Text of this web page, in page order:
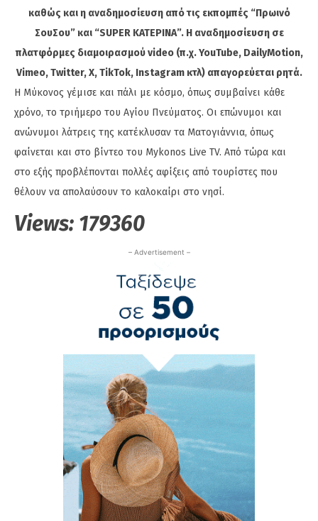
καθώς και η αναδημοσίευση από τις εκπομπές “Πρωινό
ΣουΣου” και “SUPER ΚΑΤΕΡΙΝΑ”. Η αναδημοσίευση σε
πλατφόρμες διαμοιρασμού video (π.χ. YouTube, DailyMotion,
Vimeo, Twitter, X, TikTok, Instagram κτλ) απαγορεύεται ρητά.
Η Μύκονος γέμισε και πάλι με κόσμο, όπως συμβαίνει κάθε
χρόνο, το τριήμερο του Αγίου Πνεύματος. Οι επώνυμοι και
ανώνυμοι λάτρεις της κατέκλυσαν τα Ματογιάννια, όπως
φαίνεται και στο βίντεο του Mykonos Live TV. Από τώρα και
στο εξής προβλέπονται πολλές αφίξεις από τουρίστες που
θέλουν να απολαύσουν το καλοκαίρι στο νησί.
Views: 179360
– Advertisement –